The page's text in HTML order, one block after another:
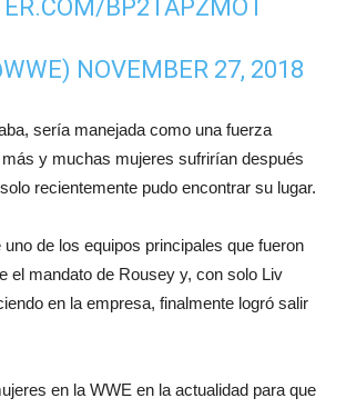
BP2TAPZMOT
NOVEMBER 27, 2018
sería manejada como una fuerza
y muchas mujeres sufrirían después
recientemente pudo encontrar su lugar.
uno de los equipos principales que fueron
el mandato de Rousey y, con solo Liv
en la empresa, finalmente logró salir
en la WWE en la actualidad para que